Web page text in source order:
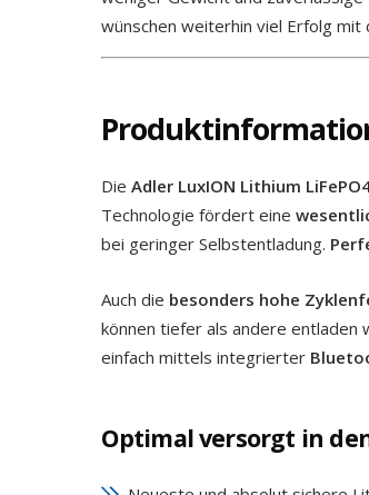
wünschen weiterhin viel Erfolg mit
Die Adler LuxION Lithium
Technologie fördert eine
bei geringer Selbstentladung.
Auch die besonders hohe
können tiefer als andere entladen
einfach mittels integrierter
Optimal versorgt in